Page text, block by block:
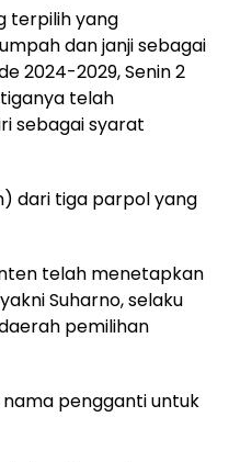
terpilih yang
dan janji sebagai
2024-2029, Senin 2
telah
sebagai syarat
dari tiga parpol yang
telah menetapkan
Suharno, selaku
pemilihan
nama pengganti untuk